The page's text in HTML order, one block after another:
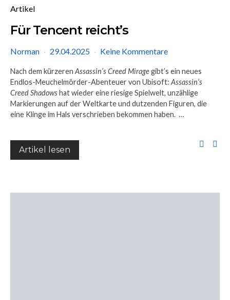
Artikel
Für Tencent reicht’s
Norman 29.04.2025 Keine Kommentare
Nach dem kürzeren Assassin’s Creed Miragegibt’s ein neues
Endlos-Meuchelmörder-Abenteuer von Ubisoft: Assassin’s
Creed Shadowshat wieder eine riesige Spielwelt, unzählige
Markierungen auf der Weltkarte und dutzenden Figuren, die
eine Klinge im Hals verschrieben bekommen haben. …
Artikel lesen